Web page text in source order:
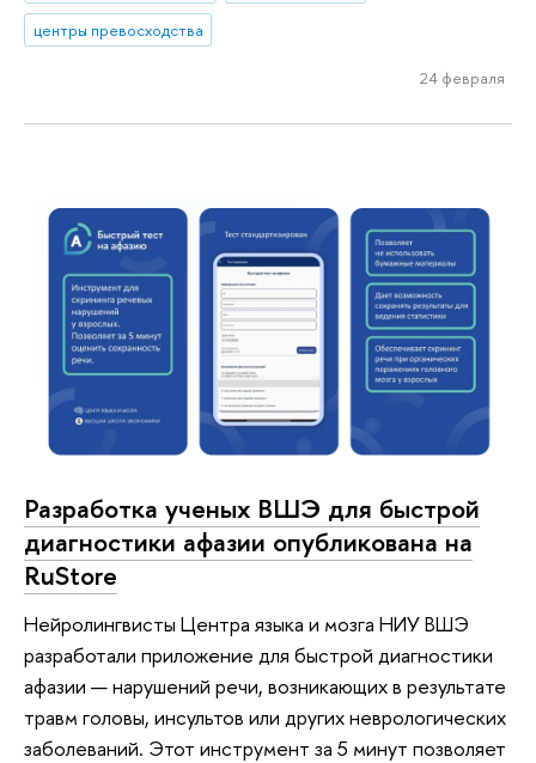
центры превосходства
24 февраля
Разработка ученых ВШЭ для быстрой
диагностики афазии опубликована на
RuStore
Нейролингвисты Центра языка и мозга НИУ ВШЭ
разработали приложение для быстрой диагностики
афазии — нарушений речи, возникающих в результате
травм головы, инсультов или других неврологических
заболеваний. Этот инструмент за 5 минут позволяет